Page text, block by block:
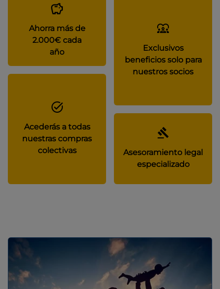
Ahorra más de
2.000€ cada
año
Exclusivos
beneficios solo para
nuestros socios
Acederás a todas
nuestras compras
colectivas
Asesoramiento legal
especializado